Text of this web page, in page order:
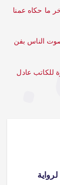
ما حكاه عمنا
صوت الناس بفن
للكاتب عادل